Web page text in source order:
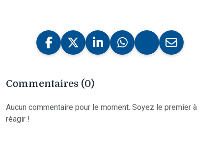
Commentaires (0)
Aucun commentaire pour le moment. Soyez le premier à
réagir !